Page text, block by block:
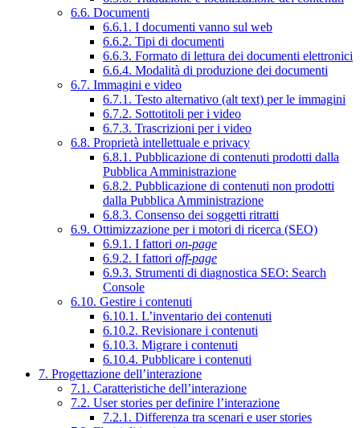
6.6. Documenti
6.6.1. I documenti vanno sul web
6.6.2. Tipi di documenti
6.6.3. Formato di lettura dei documenti elettronici
6.6.4. Modalità di produzione dei documenti
6.7. Immagini e video
6.7.1. Testo alternativo (alt text) per le immagini
6.7.2. Sottotitoli per i video
6.7.3. Trascrizioni per i video
6.8. Proprietà intellettuale e privacy
6.8.1. Pubblicazione di contenuti prodotti dalla
Pubblica Amministrazione
6.8.2. Pubblicazione di contenuti non prodotti
dalla Pubblica Amministrazione
6.8.3. Consenso dei soggetti ritratti
6.9. Ottimizzazione per i motori di ricerca (SEO)
6.9.1. I fattori on-page
6.9.2. I fattori off-page
6.9.3. Strumenti di diagnostica SEO: Search
Console
6.10. Gestire i contenuti
6.10.1. L’inventario dei contenuti
6.10.2. Revisionare i contenuti
6.10.3. Migrare i contenuti
6.10.4. Pubblicare i contenuti
7. Progettazione dell’interazione
7.1. Caratteristiche dell’interazione
7.2. User stories per definire l’interazione
7.2.1. Differenza tra scenari e user stories